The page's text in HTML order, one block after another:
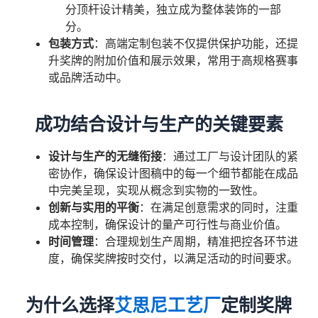
分顶杆设计精美，独立成为整体装饰的一部
分。
包装方式：高端定制包装不仅提供保护功能，还提
升奖牌的附加价值和展示效果，常用于高规格赛事
或品牌活动中。
成功结合设计与生产的关键要素
设计与生产的无缝衔接：通过工厂与设计团队的紧
密协作，确保设计图稿中的每一个细节都能在成品
中完美呈现，实现从概念到实物的一致性。
创新与实用的平衡：在满足创意需求的同时，注重
成本控制，确保设计的量产可行性与商业价值。
时间管理：合理规划生产周期，精准把控各环节进
度，确保奖牌按时交付，以满足活动的时间要求。
为什么选择艾思尼工艺厂定制奖牌